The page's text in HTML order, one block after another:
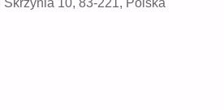
10, 83-221, Polska